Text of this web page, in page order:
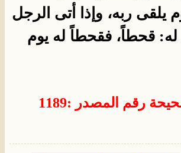
يلقى ربه، وإذا أتى الرجل
له: قحطاً، فقحطاً له يوم
رقم المصدر :
1189